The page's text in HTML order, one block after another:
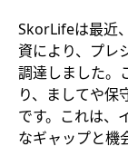
SkorLifeは最近
資により、プレ
調達しました。
り、ましてや保
です。これは、
なギャップと機